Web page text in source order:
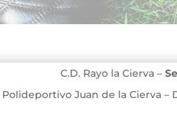
C.D. Rayo la Cierva –
Polideportivo Juan de la Cierva –